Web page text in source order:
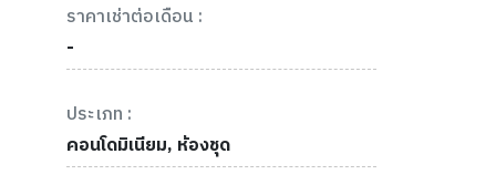
ราคาเช่าต่อเดือน :
-
ประเภท :
คอนโดมิเนียม, ห้องชุด